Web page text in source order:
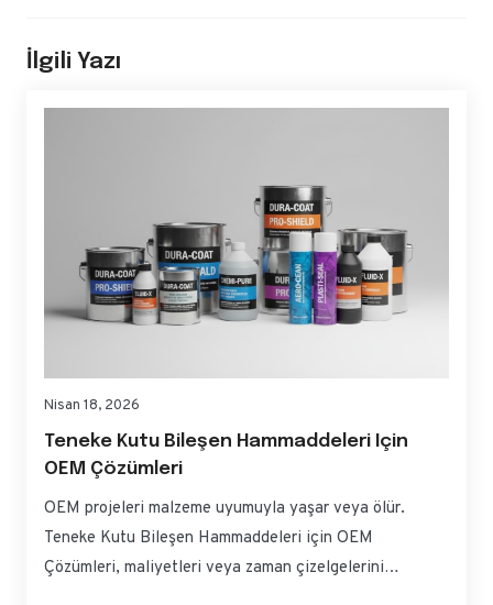
İlgili Yazı
Nisan 18, 2026
Teneke Kutu Bileşen Hammaddeleri Için
OEM Çözümleri
OEM projeleri malzeme uyumuyla yaşar veya ölür.
Teneke Kutu Bileşen Hammaddeleri için OEM
Çözümleri, maliyetleri veya zaman çizelgelerini